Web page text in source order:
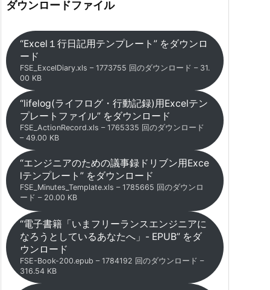
ダウンロードファイル
“Excel１行日記用テンプレート” をダウンロ
ード
FSE_ExcelDiary.xls – 1773755 回のダウンロード – 31.
00 KB
“lifelog(ライフログ・行動記録)用Excelテン
プレートファイル” をダウンロード
FSE_ActionRecord.xls – 1765335 回のダウンロード
– 49.00 KB
“エンジニアのための議事録ドリブン用Exce
lテンプレート” をダウンロード
FSE_Minutes_Template.xls – 1785665 回のダウンロ
ード – 20.00 KB
“電子書籍「いまフリーランスエンジニアに
なろうとしているあなたへ」- EPUB” をダ
ウンロード
FSE-Book-200.epub – 1784192 回のダウンロード –
316.54 KB